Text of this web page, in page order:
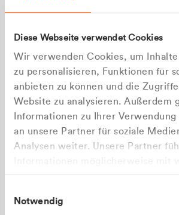
Diese Webseite verwendet Cookies
Wir verwenden Cookies, um
zu personalisieren, Funktionen für
anbieten zu können und die
Website zu analysieren. Außerdem
Informationen zu Ihrer
an unsere Partner für soziale
Analysen weiter. Unsere Partner
gesammelt haben.
Notwendig
Apilash Balanesan